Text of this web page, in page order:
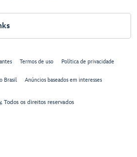
Termos de uso Política de privacidade
Brasil Anúncios baseados em interesses
Todos os direitos reservados